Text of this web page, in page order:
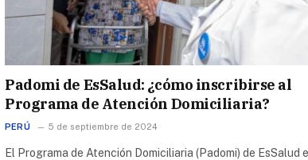
Padomi de EsSalud: ¿cómo inscribirse al
Programa de Atención Domiciliaria?
PERÚ 5 de septiembre de 2024
El Programa de Atención Domiciliaria (Padomi) de EsSalud